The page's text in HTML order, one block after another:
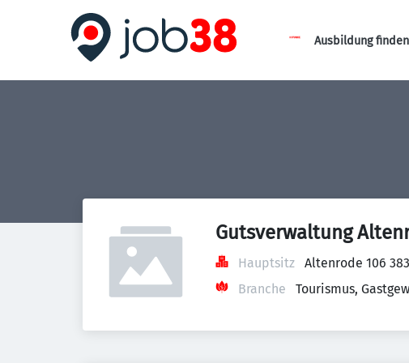
Ausbildung finden
Gutsverwaltung
Hauptsitz
Altenrode 106
Branche
Tourismus,